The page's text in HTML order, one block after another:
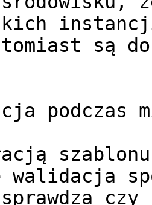
są
podczas
walidacja
czy